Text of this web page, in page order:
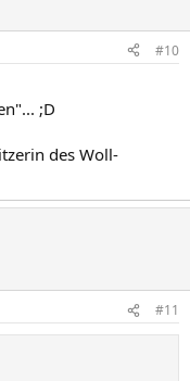
#10
;D
des Woll-
#11